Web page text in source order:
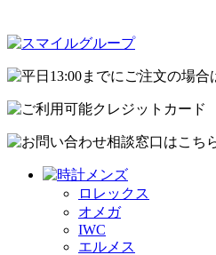
ロレックス
オメガ
IWC
エルメス